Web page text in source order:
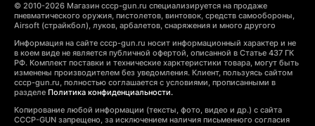
© 2010-2026 Магазин cccp-gun.ru специализируется на продаже
пневматического оружия, пистолетов, винтовок, средств самообороны,
Airsoft (страйкбол), луков, арбалетов, снаряжения и много другого
Информация на сайте cccp-gun.ru носит информационный характер и не
в коем виде не является публичной офертой, описанной в Статье 437 ГК
РФ. Комплект поставки и технические харктеристики товара, могут быть
изменены производителем без уведомления. Клиент, пользуясь сайтом
cccp-gun.ru, полностью соглашается с условиями, прописанными в
разделе Политика конфиденциальности.
Копирование любой информации (тексты, фото, видео и др.) с сайта
CCCP-GUN запрещено, за исключением наличия письменного согласия